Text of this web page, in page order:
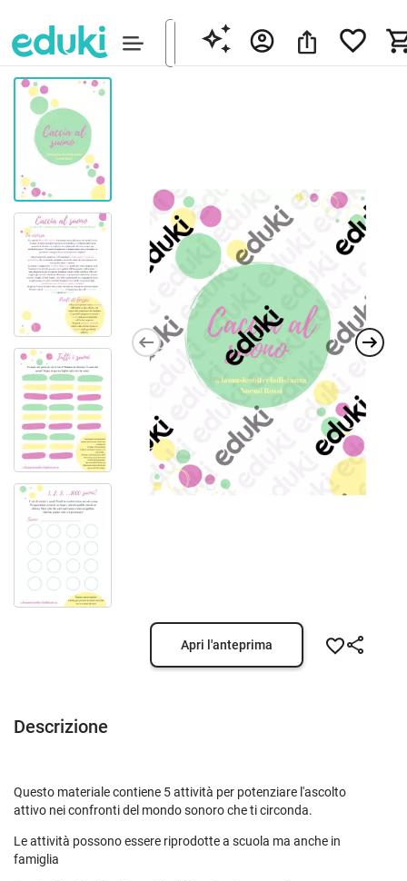
Apri l'anteprima
Descrizione
Questo materiale contiene 5 attività per potenziare l'ascolto
attivo nei confronti del mondo sonoro che ti circonda.
Le attività possono essere riprodotte a scuola ma anche in
famiglia